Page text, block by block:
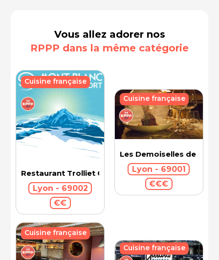
Vous allez adorer nos
RPPP dans la même catégorie
Restaurant Trolliet Grand Hotel Dieu
Lyon - 69002
€€
Cuisine française
Les Demoiselles de
Lyon - 69001
€€€
Cuisine française
Cuisine française
Cuisine française